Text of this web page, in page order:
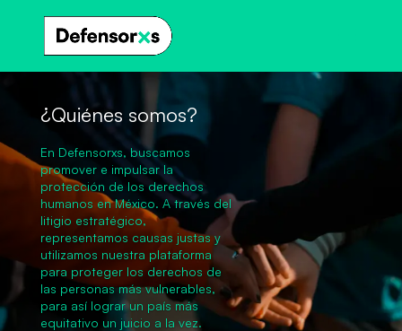
¿Quiénes somos?
En Defensorxs, buscamos
promover e impulsar la
protección de los derechos
humanos en México. A través del
litigio estratégico,
representamos causas justas y
utilizamos nuestra plataforma
para proteger los derechos de
las personas más vulnerables,
para así lograr un país más
equitativo un juicio a la vez.